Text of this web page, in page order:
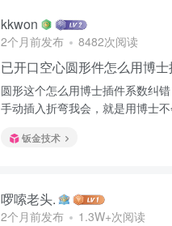
kkwon
2个月前发布 8482次阅读
已开口空心圆形件怎么用博
圆形这个怎么用博士插件系数纠
手动插入折弯我会，就是用博士
钣金技术
啰嗦老头.
2个月前发布 1.3W+次阅读